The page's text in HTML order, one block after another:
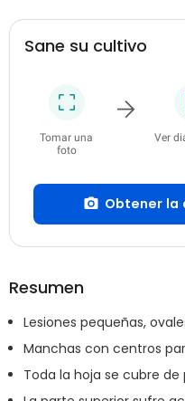
Sane su cultivo
Tomar una
foto
Ver
Obtener la
Resumen
Lesiones pequeñas,
Manchas con centros
Toda la hoja se cubre de